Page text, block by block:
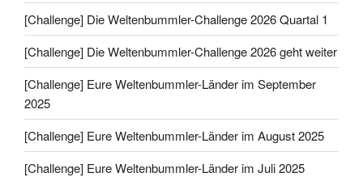
[Challenge] Die Weltenbummler-Challenge 2026 Quartal 1
[Challenge] Die Weltenbummler-Challenge 2026 geht weiter
[Challenge] Eure Weltenbummler-Länder im September
2025
[Challenge] Eure Weltenbummler-Länder im August 2025
[Challenge] Eure Weltenbummler-Länder im Juli 2025